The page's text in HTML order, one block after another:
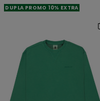
DUPLA PROMO 10% EXTRA